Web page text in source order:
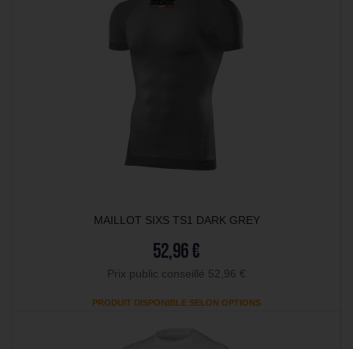
MAILLOT SIXS TS1 DARK GREY
52,96 €
Prix public conseillé 52,96 €
PRODUIT DISPONIBLE SELON OPTIONS